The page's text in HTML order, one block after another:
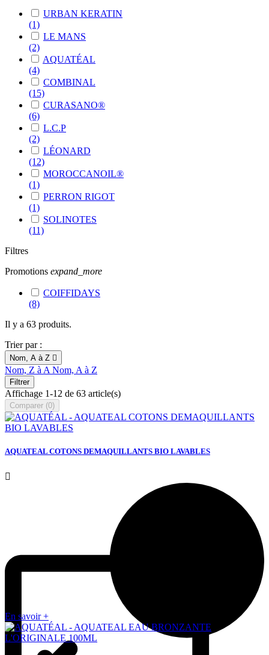
URBAN KERATIN
(1)
LE MANS
(2)
AQUATÉAL
(4)
COMBINAL
(15)
CURASANO®
(6)
L.C.P
(2)
LÉONARD
(12)
MOROCCANOIL®
(1)
PERRON RIGOT
(1)
SOLINOTES
(11)
Filtres
Promotions expand_more
COIFFIDAYS
(8)
Il y a 63 produits.
Trier par :
Nom, A à Z 
Nom, Z à A Nom, A à Z
Filtrer
Affichage 1-12 de 63 article(s)
Comparer (0)‎
AQUATEAL COTONS DEMAQUILLANTS BIO LAVABLES

En savoir +